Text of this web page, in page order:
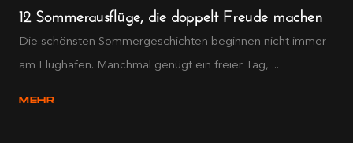
12 Sommerausflüge, die doppelt Freude machen
Die schönsten Sommergeschichten beginnen nicht immer
am Flughafen. Manchmal genügt ein freier Tag, ...
MEHR